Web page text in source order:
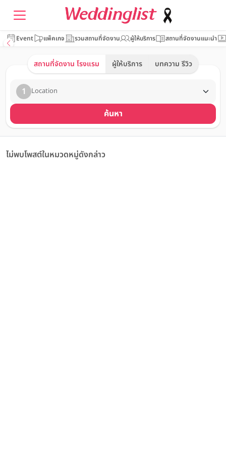
Event แพ็คเกจ รวมสถานที่จัดงาน ผู้ให้บริการ สถานที่จัดงานแนะนำ
สถานที่จัดงาน โรงแรม ผู้ให้บริการ บทความ รีวิว
1 Location
ค้นหา
ไม่พบโพสต์ในหมวดหมู่ดังกล่าว